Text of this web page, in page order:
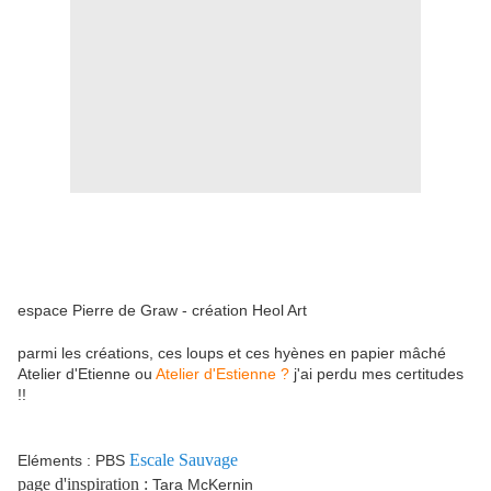
espace Pierre de Graw - création Heol Art
parmi les créations, ces loups et ces hyènes en papier mâché
Atelier d'Etienne ou Atelier d'Estienne ? j'ai perdu mes certitudes
!!
Eléments : PBS Escale Sauvage
page d'inspiration : Tara McKernin